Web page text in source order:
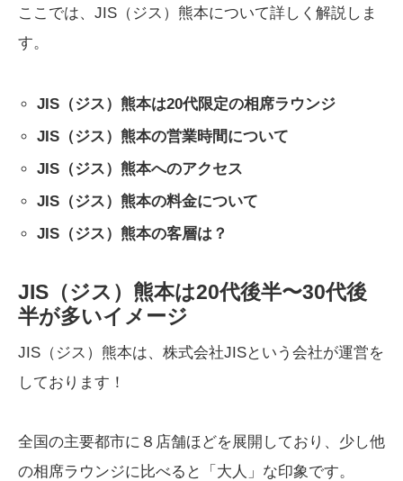
ここでは、JIS（ジス）熊本について詳しく解説しま
す。
JIS（ジス）熊本は20代限定の相席ラウンジ
JIS（ジス）熊本の営業時間について
JIS（ジス）熊本へのアクセス
JIS（ジス）熊本の料金について
JIS（ジス）熊本の客層は？
JIS（ジス）熊本は20代後半〜30代後
半が多いイメージ
JIS（ジス）熊本は、株式会社JISという会社が運営を
しております！
全国の主要都市に８店舗ほどを展開しており、少し他
の相席ラウンジに比べると「大人」な印象です。